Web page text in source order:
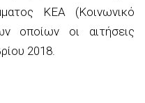
ΚΕΑ (Κοινωνικό
οποίων οι αιτήσεις
2018.